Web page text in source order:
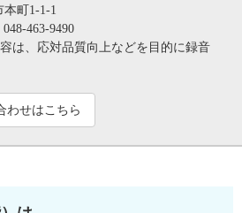
町1-1-1
048-463-9490
は、応対品質向上などを目的に録音
わせはこちら